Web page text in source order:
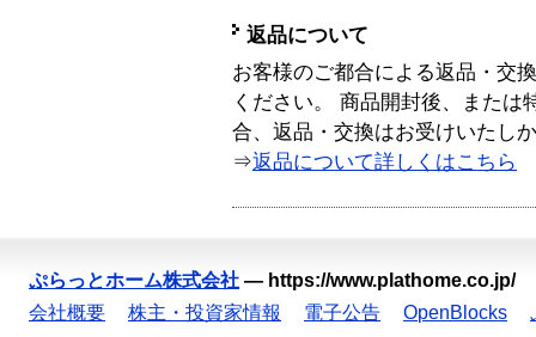
返品について
お客様のご都合による返品・交
ください。 商品開封後、または
合、返品・交換はお受けいたし
⇒返品について詳しくはこちら
ぷらっとホーム株式会社 — https://www.plathome.co.jp/
会社概要
株主・投資家情報 電子公告 OpenBlocks